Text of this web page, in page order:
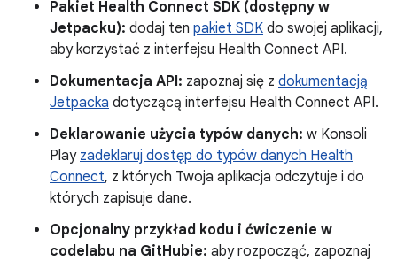
Pakiet Health Connect SDK (dostępny w
Jetpacku): dodaj ten pakiet SDK do swojej aplikacji,
aby korzystać z interfejsu Health Connect API.
Dokumentacja API: zapoznaj się z dokumentacją
Jetpacka dotyczącą interfejsu Health Connect API.
Deklarowanie użycia typów danych: w Konsoli
Play zadeklaruj dostęp do typów danych Health
Connect, z których Twoja aplikacja odczytuje i do
których zapisuje dane.
Opcjonalny przykład kodu i ćwiczenie w
codelabu na GitHubie: aby rozpocząć, zapoznaj